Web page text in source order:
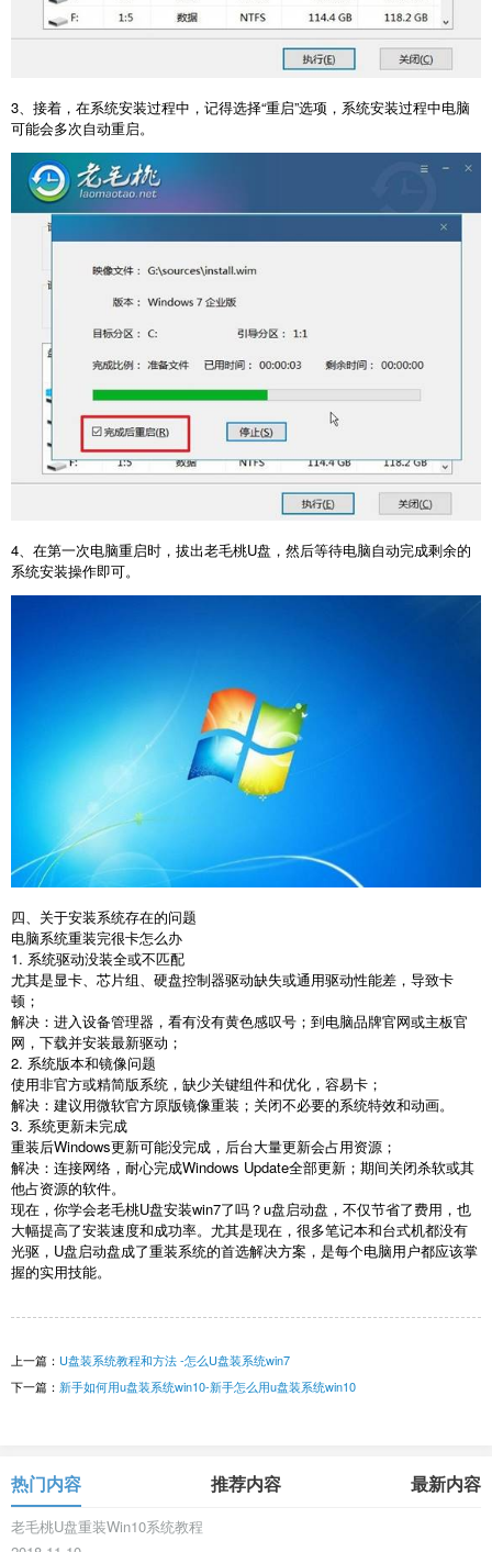
3、接着，在系统安装过程中，记得选择“重启”选项，系统安装过程中电脑
可能会多次自动重启。
4、在第一次电脑重启时，拔出老毛桃U盘，然后等待电脑自动完成剩余的
系统安装操作即可。
四、关于安装系统存在的问题
电脑系统重装完很卡怎么办
1. 系统驱动没装全或不匹配
尤其是显卡、芯片组、硬盘控制器驱动缺失或通用驱动性能差，导致卡
顿；
解决：进入设备管理器，看有没有黄色感叹号；到电脑品牌官网或主板官
网，下载并安装最新驱动；
2. 系统版本和镜像问题
使用非官方或精简版系统，缺少关键组件和优化，容易卡；
解决：建议用微软官方原版镜像重装；关闭不必要的系统特效和动画。
3. 系统更新未完成
重装后Windows更新可能没完成，后台大量更新会占用资源；
解决：连接网络，耐心完成Windows Update全部更新；期间关闭杀软或其
他占资源的软件。
现在，你学会老毛桃U盘安装win7了吗？u盘启动盘，不仅节省了费用，也
大幅提高了安装速度和成功率。尤其是现在，很多笔记本和台式机都没有
光驱， U盘启动盘成了重装系统的首选解决方案，是每个电脑用户都应该掌
握的实用技能。
上一篇： U盘装系统教程和方法 -怎么U盘装系统win7
下一篇： 新手如何用u盘装系统win10-新手怎么用u盘装系统win10
热门内容 推荐内容 最新内容
老毛桃U盘重装Win10系统教程